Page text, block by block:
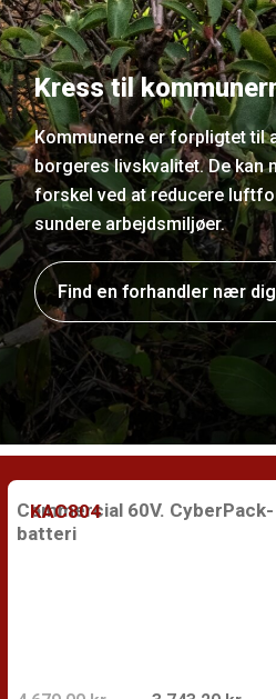
Kress til
Kommunerne er forpligtet til
borgeres livskvalitet. De kan
forskel ved at reducere
sundere arbejdsmiljøer.
Find en forhandler nær dig
KAC804
Commercial 60V. CyberPack-
batteri